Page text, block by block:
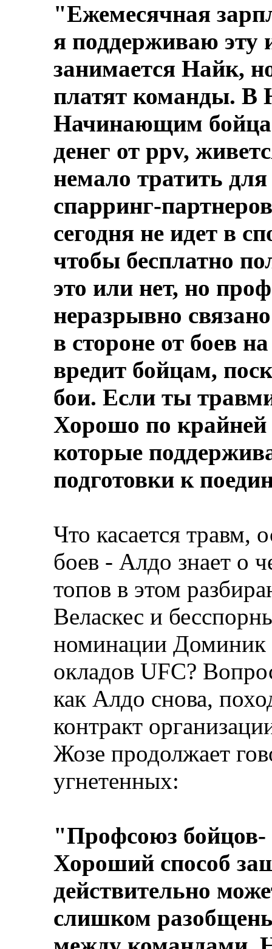
"Ежемесячная
я поддерживаю
занимается Найк,
платят команды. В
Начинающим
денег от ppv,
немало тратить
спарринг-
сегодня не идет в
чтобы бесплатно
это или нет, но
неразрывно
в стороне от боев
вредит бойцам,
бои. Если ты
Хорошо по крайней
которые
подготовки к
Что касается травм,
боев - Алдо знает о
топов в этом
Веласкес и
номинации Доминик
окладов UFC?
как Алдо снова,
контракт
Жозе продолжает
угнетенных:
"Профсоюз бойцов-
Хороший способ
действительно
слишком